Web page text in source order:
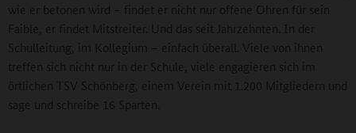
wie er betonen wird – findet er nicht nur offene Ohren für sein
Faible, er findet Mitstreiter. Und das seit Jahrzehnten. In der
Schulleitung, im Kollegium – einfach überall. Viele von ihnen
treffen sich nicht nur in der Schule, viele engagieren sich im
örtlichen TSV Schönberg, einem Verein mit 1.200 Mitgliedern und
sage und schreibe 16 Sparten.